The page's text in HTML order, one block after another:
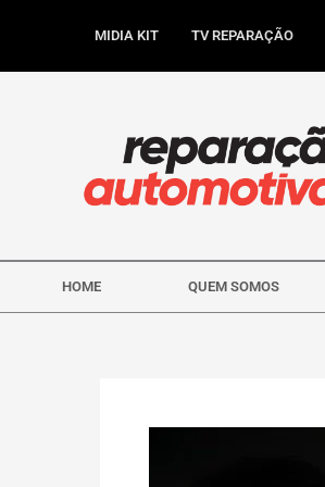
MIDIA KIT TV REPARAÇÃO
HOME QUEM SOMOS